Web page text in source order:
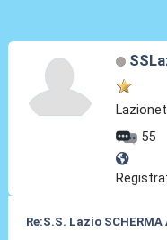
55
Re:S.S. Lazio